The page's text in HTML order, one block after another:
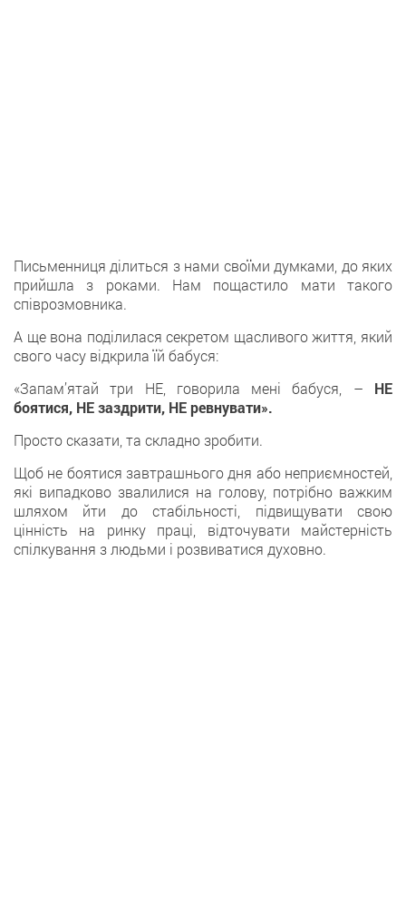
Письменниця ділиться з нами своїми думками, до яких
прийшла з роками. Нам пощастило мати такого
співрозмовника.
А ще вона поділилася секретом щасливого життя, який
свого часу відкрила їй бабуся:
«Запам’ятай три НЕ, говорила мені бабуся, – НЕ
боятися, НЕ заздрити, НЕ ревнувати».
Просто сказати, та складно зробити.
Щоб не боятися завтрашнього дня або неприємностей,
які випадково звалилися на голову, потрібно важким
шляхом йти до стабільності, підвищувати свою
цінність на ринку праці, відточувати майстерність
спілкування з людьми і розвиватися духовно.